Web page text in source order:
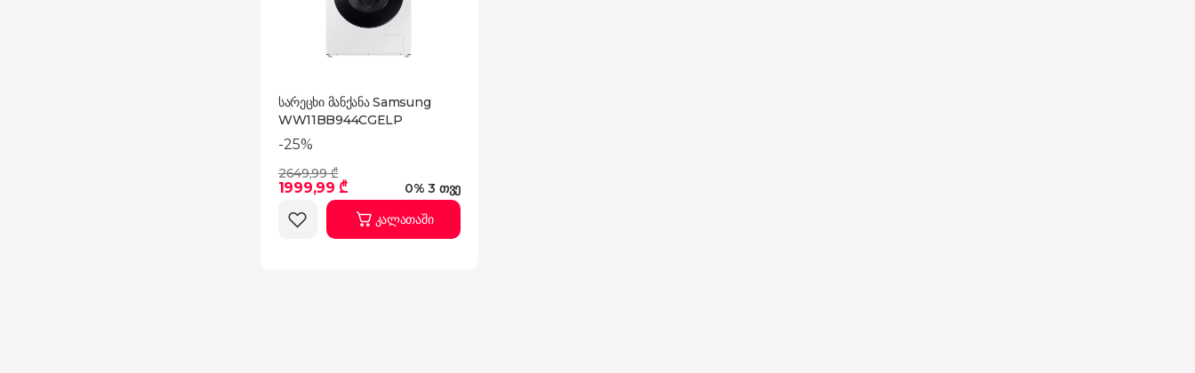
სარეცხი მანქანა Samsung
WW11BB944CGELP
-25%
2649,99 ₾
1999,99 ₾
0% 3 თვე
კალათაში